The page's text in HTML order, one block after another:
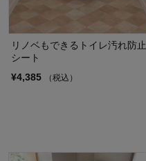
リノベもできるトイレ汚れ防止
シート
¥4,385
（税込）